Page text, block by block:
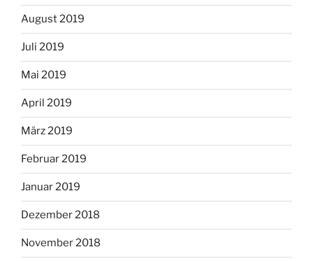
August 2019
Juli 2019
Mai 2019
April 2019
März 2019
Februar 2019
Januar 2019
Dezember 2018
November 2018